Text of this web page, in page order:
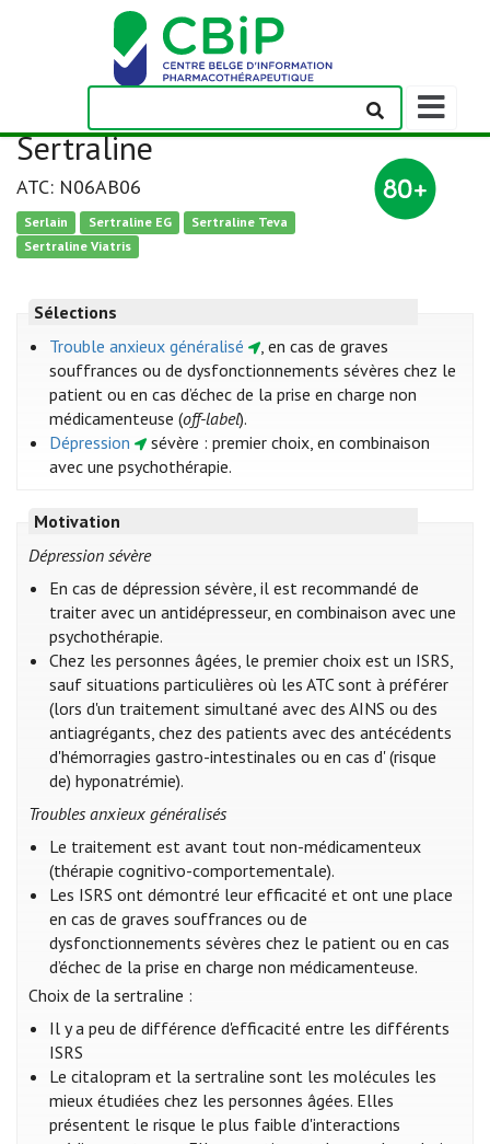
Afficher/
la
de
navigation
Sertraline
ATC: N06AB06
Serlain Sertraline EG
Sertraline Teva
Sertraline Viatris
Sélections
Trouble anxieux généralisé
, en cas de graves
souffrances ou de dysfonctionnements sévères chez le
patient ou en cas d’échec de la prise en charge non
médicamenteuse (off-label).
Dépression
sévère : premier choix, en combinaison
avec une psychothérapie.
Motivation
Dépression sévère
En cas de dépression sévère, il est recommandé de
traiter avec un antidépresseur, en combinaison avec une
psychothérapie.
Chez les personnes âgées, le premier choix est un ISRS,
sauf situations particulières où les ATC sont à préférer
(lors d'un traitement simultané avec des AINS ou des
antiagrégants, chez des patients avec des antécédents
d'hémorragies gastro-intestinales ou en cas d' (risque
de) hyponatrémie).
Troubles anxieux généralisés
Le traitement est avant tout non-médicamenteux
(thérapie cognitivo-comportementale).
Les ISRS ont démontré leur efficacité et ont une place
en cas de graves souffrances ou de
dysfonctionnements sévères chez le patient ou en cas
d’échec de la prise en charge non médicamenteuse.
Choix de la sertraline :
Il y a peu de différence d'efficacité entre les différents
ISRS
Le citalopram et la sertraline sont les molécules les
mieux étudiées chez les personnes âgées. Elles
présentent le risque le plus faible d'interactions